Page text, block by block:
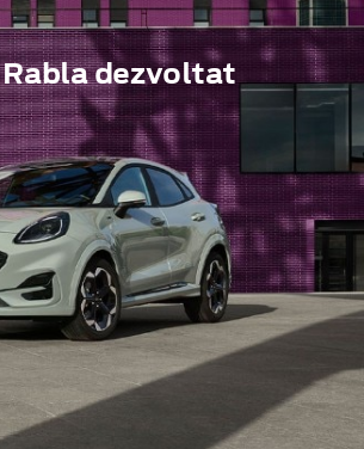
dezvoltat